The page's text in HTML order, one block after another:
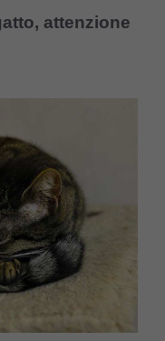
attenzione